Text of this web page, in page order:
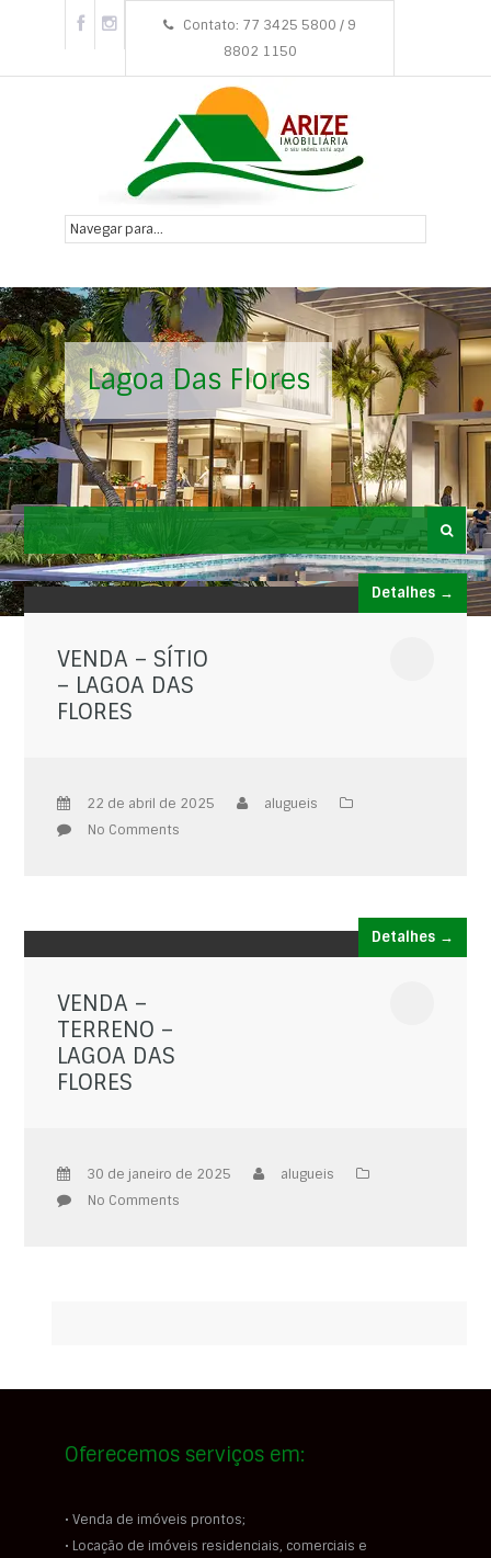
Contato: 77 3425 5800 / 9
8802 1150
Lagoa Das Flores
Detalhes →
VENDA – SÍTIO
– LAGOA DAS
FLORES
22 de abril de 2025
alugueis
No Comments
Detalhes →
VENDA –
TERRENO –
LAGOA DAS
FLORES
30 de janeiro de 2025
alugueis
No Comments
Oferecemos serviços em:
• Venda de imóveis prontos;
• Locação de imóveis residenciais, comerciais e